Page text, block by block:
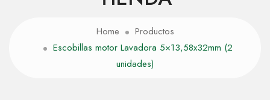
Home
Productos
Escobillas motor Lavadora 5×13,58x32mm (2
unidades)